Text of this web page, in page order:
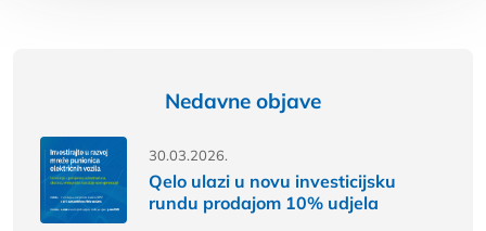
Nedavne objave
30.03.2026.
Qelo ulazi u novu investicijsku
rundu prodajom 10% udjela